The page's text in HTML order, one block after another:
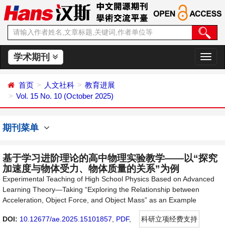
学术期刊
切
换
首页 人文社科
教育进展
Vol. 15 No. 10 (October 2025)
期刊菜单
基于学习进阶理论的高中物理实验教学——以“探究
加速度与物体受力、物体质量的关系”为例
Experimental Teaching of High School Physics Based on Advanced
Learning Theory—Taking “Exploring the Relationship between
Acceleration, Object Force, and Object Mass” as an Example
DOI: 10.12677/ae.2025.15101857 PDF,
科研立项经费支持